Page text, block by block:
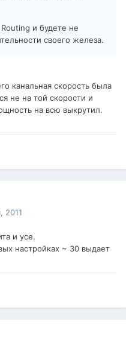
и будете не
своего железа.
канальная скорость была
не на той скорости и
на всю выкрутил.
2011
и усе.
настройках ~ 30 выдает